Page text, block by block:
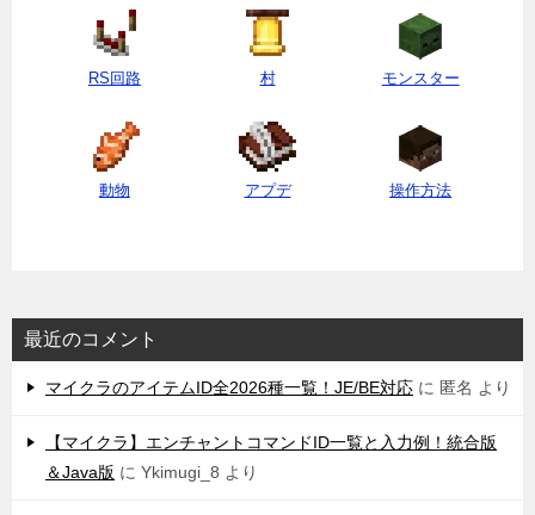
RS回路 村 モンスター
動物 アプデ 操作方法
最近のコメント
マイクラのアイテムID全2026種一覧！JE/BE対応 に 匿名 より
【マイクラ】エンチャントコマンドID一覧と入力例！統合版
＆Java版 に Ykimugi_8 より